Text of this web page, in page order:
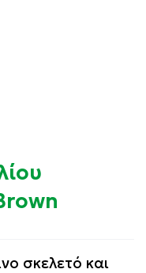
σκελετό και